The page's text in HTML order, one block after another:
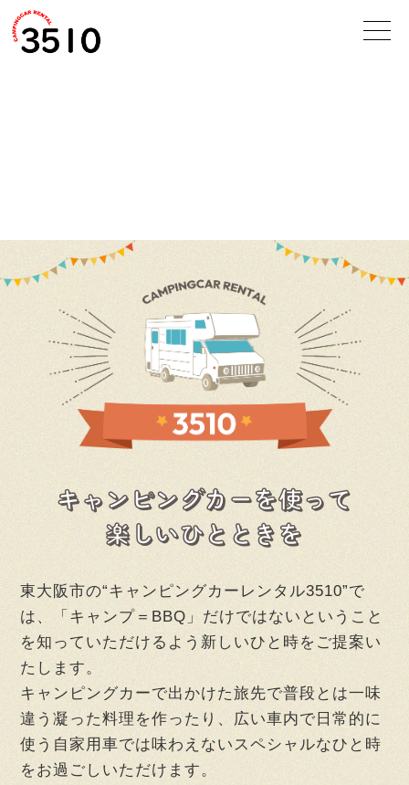
キャンピングカーを使って
楽しいひとときを
東大阪市の“キャンピングカーレンタル3510”で
は、「キャンプ＝BBQ」だけではないということ
を知っていただけるよう新しいひと時をご提案い
たします。
キャンピングカーで出かけた旅先で普段とは一味
違う凝った料理を作ったり、広い車内で日常的に
使う自家用車では味わえないスペシャルなひと時
をお過ごしいただけます。